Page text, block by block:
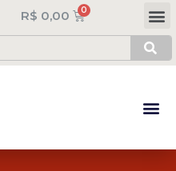
R$ 0,00